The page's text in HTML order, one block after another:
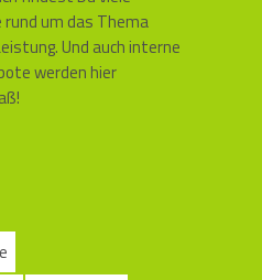
um das Thema
Und auch interne
werden hier